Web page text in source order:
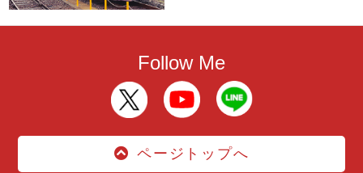
Follow Me
ページトップへ